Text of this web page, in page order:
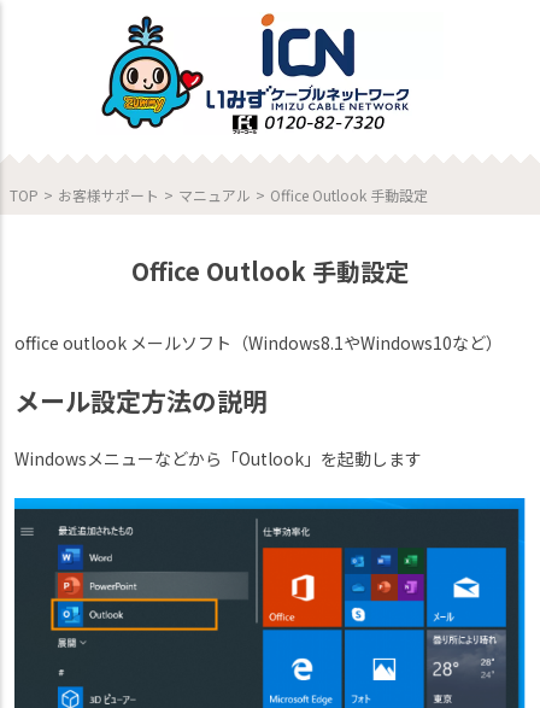
TOP > お客様サポート > マニュアル > Office Outlook 手動設定
Office Outlook 手動設定
office outlook メールソフト（Windows8.1やWindows10など）
メール設定方法の説明
Windowsメニューなどから「Outlook」を起動します